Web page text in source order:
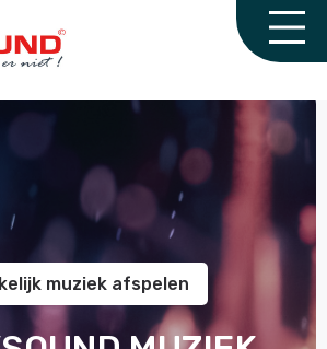
muziek afspelen